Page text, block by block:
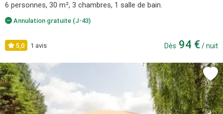
6 personnes, 30 m², 3 chambres, 1 salle de bain.
Annulation gratuite (J-43)
5,0 1 avis Dès 94 € / nuit